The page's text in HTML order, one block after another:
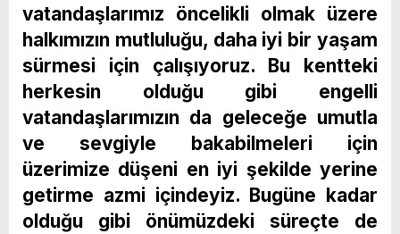
vatandaşlarımız öncelikli olmak üzere
halkımızın mutluluğu, daha iyi bir yaşam
sürmesi için çalışıyoruz. Bu kentteki
herkesin olduğu gibi engelli
vatandaşlarımızın da geleceğe umutla
ve sevgiyle bakabilmeleri için
üzerimize düşeni en iyi şekilde yerine
getirme azmi içindeyiz. Bugüne kadar
olduğu gibi önümüzdeki süreçte de